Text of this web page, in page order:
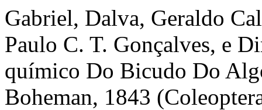
Gabriel, Dalva, Geraldo
Paulo C. T. Gonçalves, e
químico Do Bicudo Do
Boheman, 1843